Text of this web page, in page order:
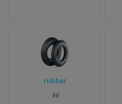
rubber
(n)
Ví dụ:
This desk is made of